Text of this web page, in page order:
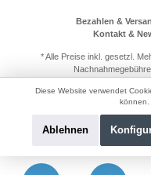
Bezahlen &
Kontakt &
* Alle Preise inkl. gesetzl.
Diese Website verwendet
können.
Ablehnen